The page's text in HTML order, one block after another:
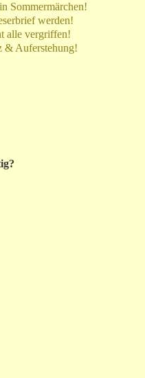
Sommermärchen!
werden!
alle vergriffen!
& Auferstehung!